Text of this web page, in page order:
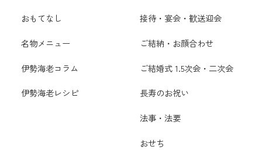
おもてなし
名物メニュー
伊勢海老コラム
伊勢海老レシピ
接待・宴会・歓送迎会
ご結納・お顔合わせ
ご結婚式 1.5次会・二次会
長寿のお祝い
法事・法要
おせち